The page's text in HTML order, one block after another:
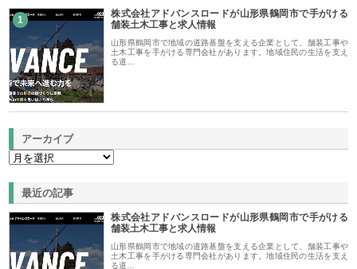
1
株式会社アドバンスロードが山形県鶴岡市で手がける
舗装土木工事と求人情報
山形県鶴岡市で地域の道路基盤を支える企業として、舗装工事や
土木工事を手がける専門会社があります。地域住民の生活を支え
る道…
アーカイブ
最近の記事
株式会社アドバンスロードが山形県鶴岡市で手がける
舗装土木工事と求人情報
山形県鶴岡市で地域の道路基盤を支える企業として、舗装工事や
土木工事を手がける専門会社があります。地域住民の生活を支え
る道…